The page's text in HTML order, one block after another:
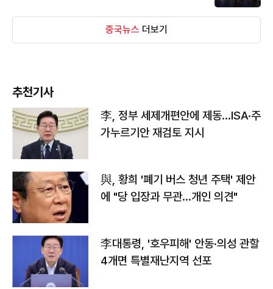
중국뉴스 더보기
추천기사
李, 정부 세제개편안에 제동…ISA·주
가누르기안 재검토 지시
與, 황희 '폐기 버스 청년 주택' 제안
에 "당 입장과 무관…개인 의견"
李대통령, '호우피해' 안동·의성 관할
4개면 특별재난지역 선포